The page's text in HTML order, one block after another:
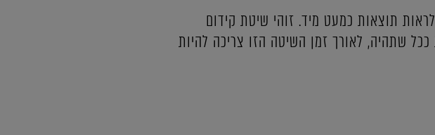
תוצאות כמעט מיד. זוהי שיטת קידום
שתהיה, לאורך זמן השיטה הזו צריכה להיות